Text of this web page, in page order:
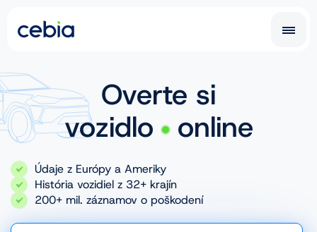
IT
NL
Overte si
vozidlo
online
Údaje z Európy a Ameriky
História vozidiel z 32+ krajín
200+ mil. záznamov o poškodení